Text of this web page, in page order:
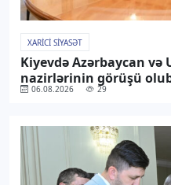
XARICI SIYASƏT
Kiyevdə Azərbaycan
nazirlərinin görüşü
06.08.2026 29